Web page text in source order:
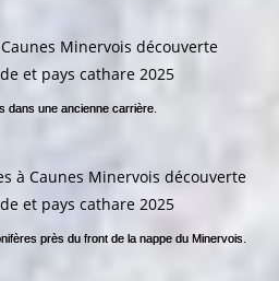
dans une ancienne carrière.
près du front de la nappe du Minervois.